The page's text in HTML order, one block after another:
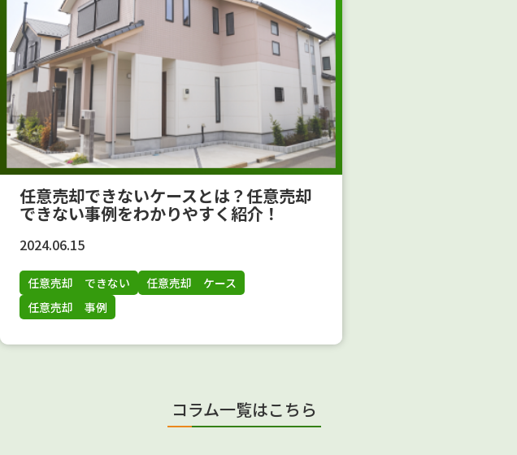
任意売却できないケースとは？任意売却
できない事例をわかりやすく紹介！
2024.06.15
任意売却 できない
任意売却 ケース
任意売却 事例
コラム一覧はこちら